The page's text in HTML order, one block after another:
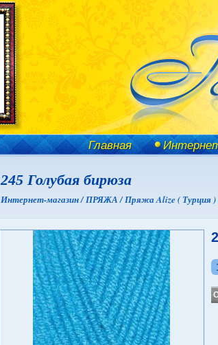
Главная
245 Голубая бирюза
Интернет-магазин /ПРЯЖА /Пряжа Alize ( Турция )